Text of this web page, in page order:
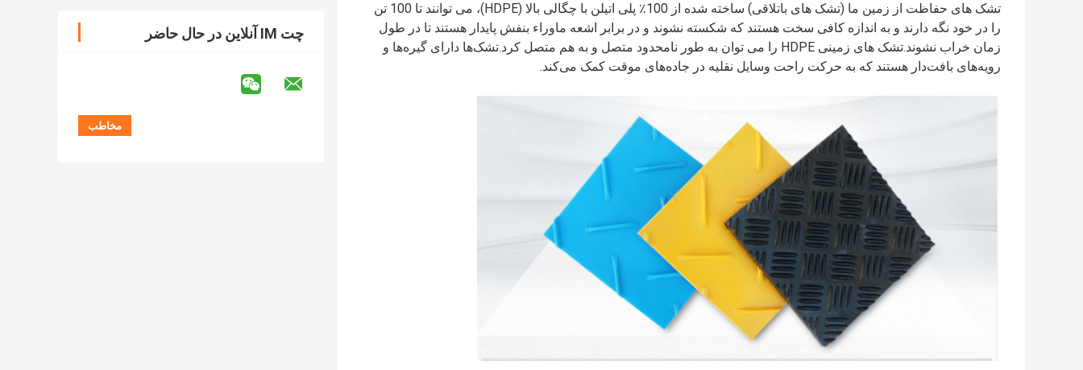
چت IM آنلاین در حال حاضر
تشک های حفاظت از زمین ما (تشک های باتلاقی) ساخته شده از 100٪ پلی اتیلن با چگالی بالا (HDPE)، می توانند تا 100 تن
را در خود نگه دارند و به اندازه کافی سخت هستند که شکسته نشوند و در برابر اشعه ماوراء بنفش پایدار هستند تا در طول
زمان خراب نشوند.تشک های زمینی HDPE را می توان به طور نامحدود متصل و به هم متصل کرد.تشک‌ها دارای گیره‌ها و
رویه‌های بافت‌دار هستند که به حرکت راحت وسایل نقلیه در جاده‌های موقت کمک می‌کند.